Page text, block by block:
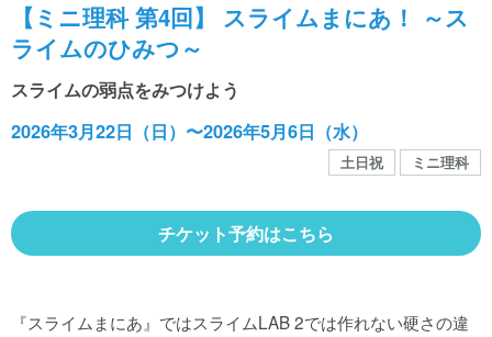
イベント
館内MAP
施設の案内
【ミニ理科 第4回】 スライムまにあ！ ～ス
ライムのひみつ～
スライムの弱点をみつけよう
2026年3月22日（日）〜2026年5月6日（水）
土日祝 ミニ理科
チケット予約はこちら
『スライムまにあ』ではスライムLAB 2では作れない硬さの違